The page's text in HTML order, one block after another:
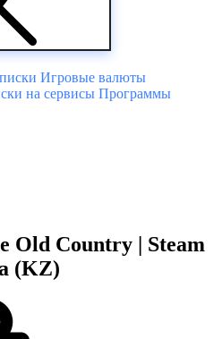
Игровые валюты
на сервисы Программы
Old Country | Steam
(KZ)